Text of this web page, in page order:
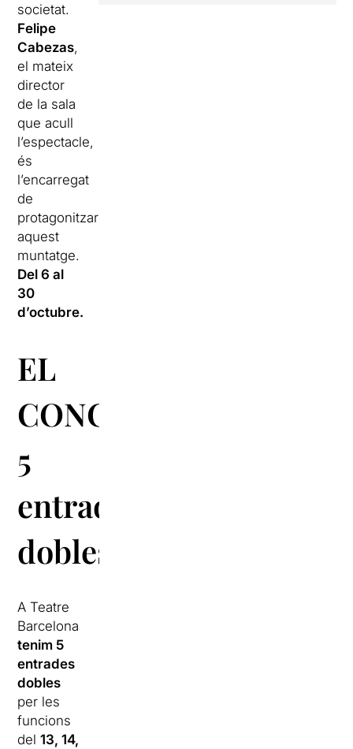
societat.
Felipe
Cabezas,
el mateix
director
de la sala
que acull
l’espectacle,
és
l’encarregat
de
protagonitzar
aquest
muntatge.
Del 6 al
30
d’octubre.
EL
CONCURS:
5
entrades
dobles
A Teatre
Barcelona
tenim 5
entrades
dobles
per les
funcions
del13, 14,